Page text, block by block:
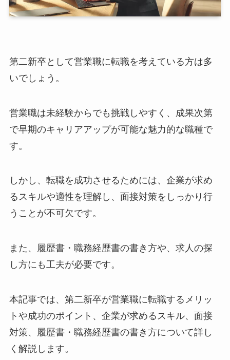
第二新卒として営業職に転職を考えている方は多
いでしょう。
営業職は未経験からでも挑戦しやすく、成果次第
で早期のキャリアアップが可能な魅力的な職種で
す。
しかし、転職を成功させるためには、企業が求め
るスキルや適性を理解し、面接対策をしっかり行
うことが不可欠です。
また、履歴書・職務経歴書の書き方や、求人の探
し方にも工夫が必要です。
本記事では、第二新卒が営業職に転職するメリッ
トや成功のポイント、企業が求めるスキル、面接
対策、履歴書・職務経歴書の書き方について詳し
く解説します。